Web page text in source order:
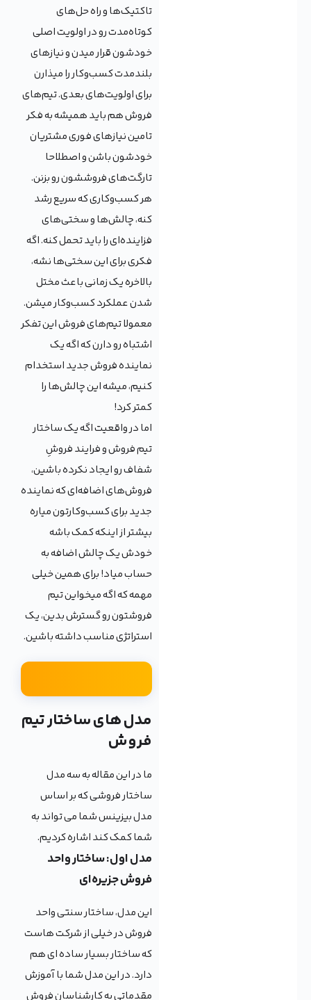
تاکتیک‌ها و راه‌ حل‌های
کوتاه‌مدت رو در اولویت اصلی
خودشون قرار میدن و نیازهای
بلندمدت کسب‌وکار را میذارن
برای اولویت‌‌های بعدی. تیم‌های
فروش هم باید همیشه به فکر
تامین نیازهای فوری مشتریان
خودشون باشن و اصطلاحا
تارگت‌های فروششون رو بزنن.
هر کسب‌وکاری که سریع رشد
کنه، چالش‌ها و سختی‌های
فزاینده‌ای را باید تحمل کنه. اگه
فکری برای این سختی‌ها نشه،
بالاخره یک زمانی باعث مختل
شدن عملکرد کسب‌وکار میشن.
معمولا تیم‌های فروش این تفکر
اشتباه رو دارن که اگه یک
نماینده فروش جدید استخدام
کنیم، میشه این چالش‌ها را
کمتر کرد!
اما در واقعیت اگه یک ساختار
تیم فروش و فرایند فروشِ
شفاف رو ایجاد نکرده باشین،
فروش‌های اضافه‌ای که نماینده
جدید برای کسب‌وکارتون میاره
بیشتر از اینکه کمک باشه
خودش یک چالش اضافه به
حساب میاد! برای همین خیلی
مهمه که اگه میخواین تیم
فروشتون رو گسترش بدین، یک
استراتژی مناسب داشته باشین.
مدل های ساختار تیم
فروش
ما در این مقاله به سه مدل
ساختار فروشی که بر اساس
مدل بیزینس شما می تواند به
شما کمک کند اشاره کردیم.
مدل اول: ساختار واحد
فروش جزیره‌ای
این مدل، ساختار سنتی واحد
فروش در خیلی از شرکت هاست
که ساختار بسیار ساده ای هم
دارد. در این مدل شما با آموزش
مقدماتی به کارشناسان فروش